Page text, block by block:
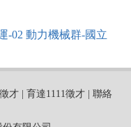
-02 動力機械群-國立
才 育達1111徵才
聯絡